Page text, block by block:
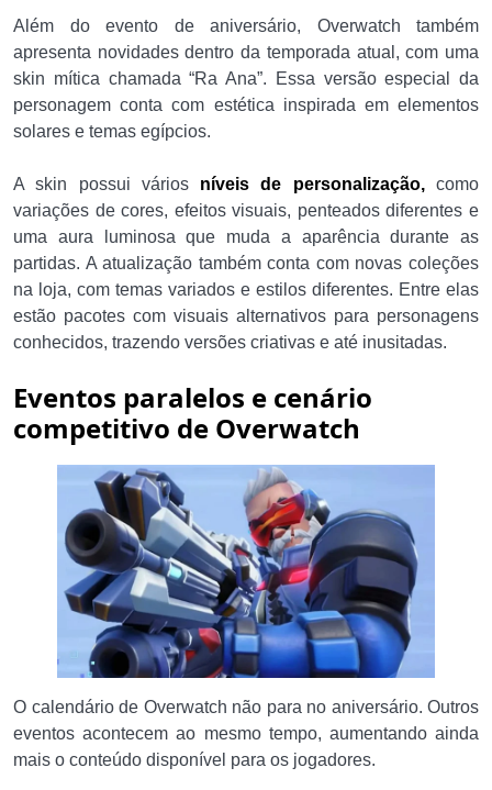
Além do evento de aniversário, Overwatch também
apresenta novidades dentro da temporada atual, com uma
skin mítica chamada “Ra Ana”. Essa versão especial da
personagem conta com estética inspirada em elementos
solares e temas egípcios.
A skin possui vários níveis de personalização,como
variações de cores, efeitos visuais, penteados diferentes e
uma aura luminosa que muda a aparência durante as
partidas. A atualização também conta com novas coleções
na loja, com temas variados e estilos diferentes. Entre elas
estão pacotes com visuais alternativos para personagens
conhecidos, trazendo versões criativas e até inusitadas.
Eventos paralelos e cenário
competitivo de Overwatch
O calendário de Overwatch não para no aniversário. Outros
eventos acontecem ao mesmo tempo, aumentando ainda
mais o conteúdo disponível para os jogadores.